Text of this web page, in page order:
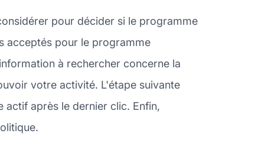
pour décider si le programme
acceptés pour le programme
à rechercher concerne la
votre activité. L'étape suivante
après le dernier clic. Enfin,